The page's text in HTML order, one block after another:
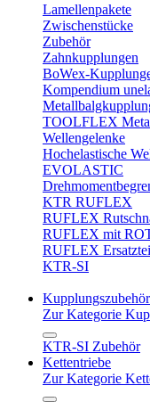
Lamellenpakete
Zwischenstücke
Zubehör
Zahnkupplungen
BoWex-
Kompendium
TOOLFLEX
Wellengelenke
Hochelastische
EVOLASTIC
KTR RUFLEX
RUFLEX
RUFLEX mit
RUFLEX
KTR-SI
Kupplungszubehör
Zur Kategorie
KTR-SI Zubehör
Kettentriebe
Zur Kategorie